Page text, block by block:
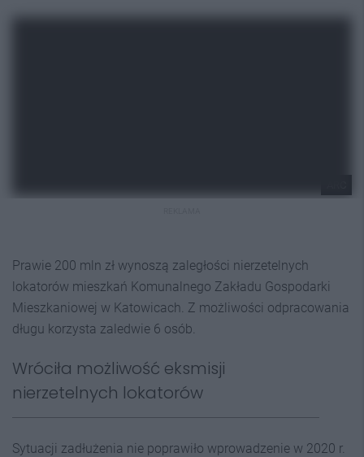
Prawie 200 mln zł wynoszą zaległości nierzetelnych
lokatorów mieszkań Komunalnego Zakładu Gospodarki
Mieszkaniowej w Katowicach. Z możliwości odpracowania
długu korzysta zaledwie 6 osób.
Wróciła możliwość eksmisji
nierzetelnych lokatorów
Sytuacji zadłużenia nie poprawiło wprowadzenie w 2020 r.